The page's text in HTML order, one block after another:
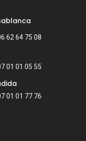
62 64 75 08
01 01 05 55
01 01 77 76